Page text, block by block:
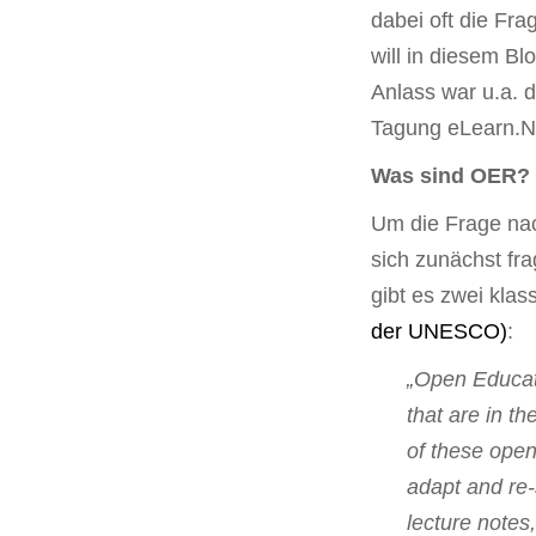
dabei oft die
will in diesem
Anlass war u.a.
Tagung
Was sind OER?
Um die Frage
sich zunächst
gibt es zwei
der UNESCO):
„Open
that are in
of these
adapt and
lecture